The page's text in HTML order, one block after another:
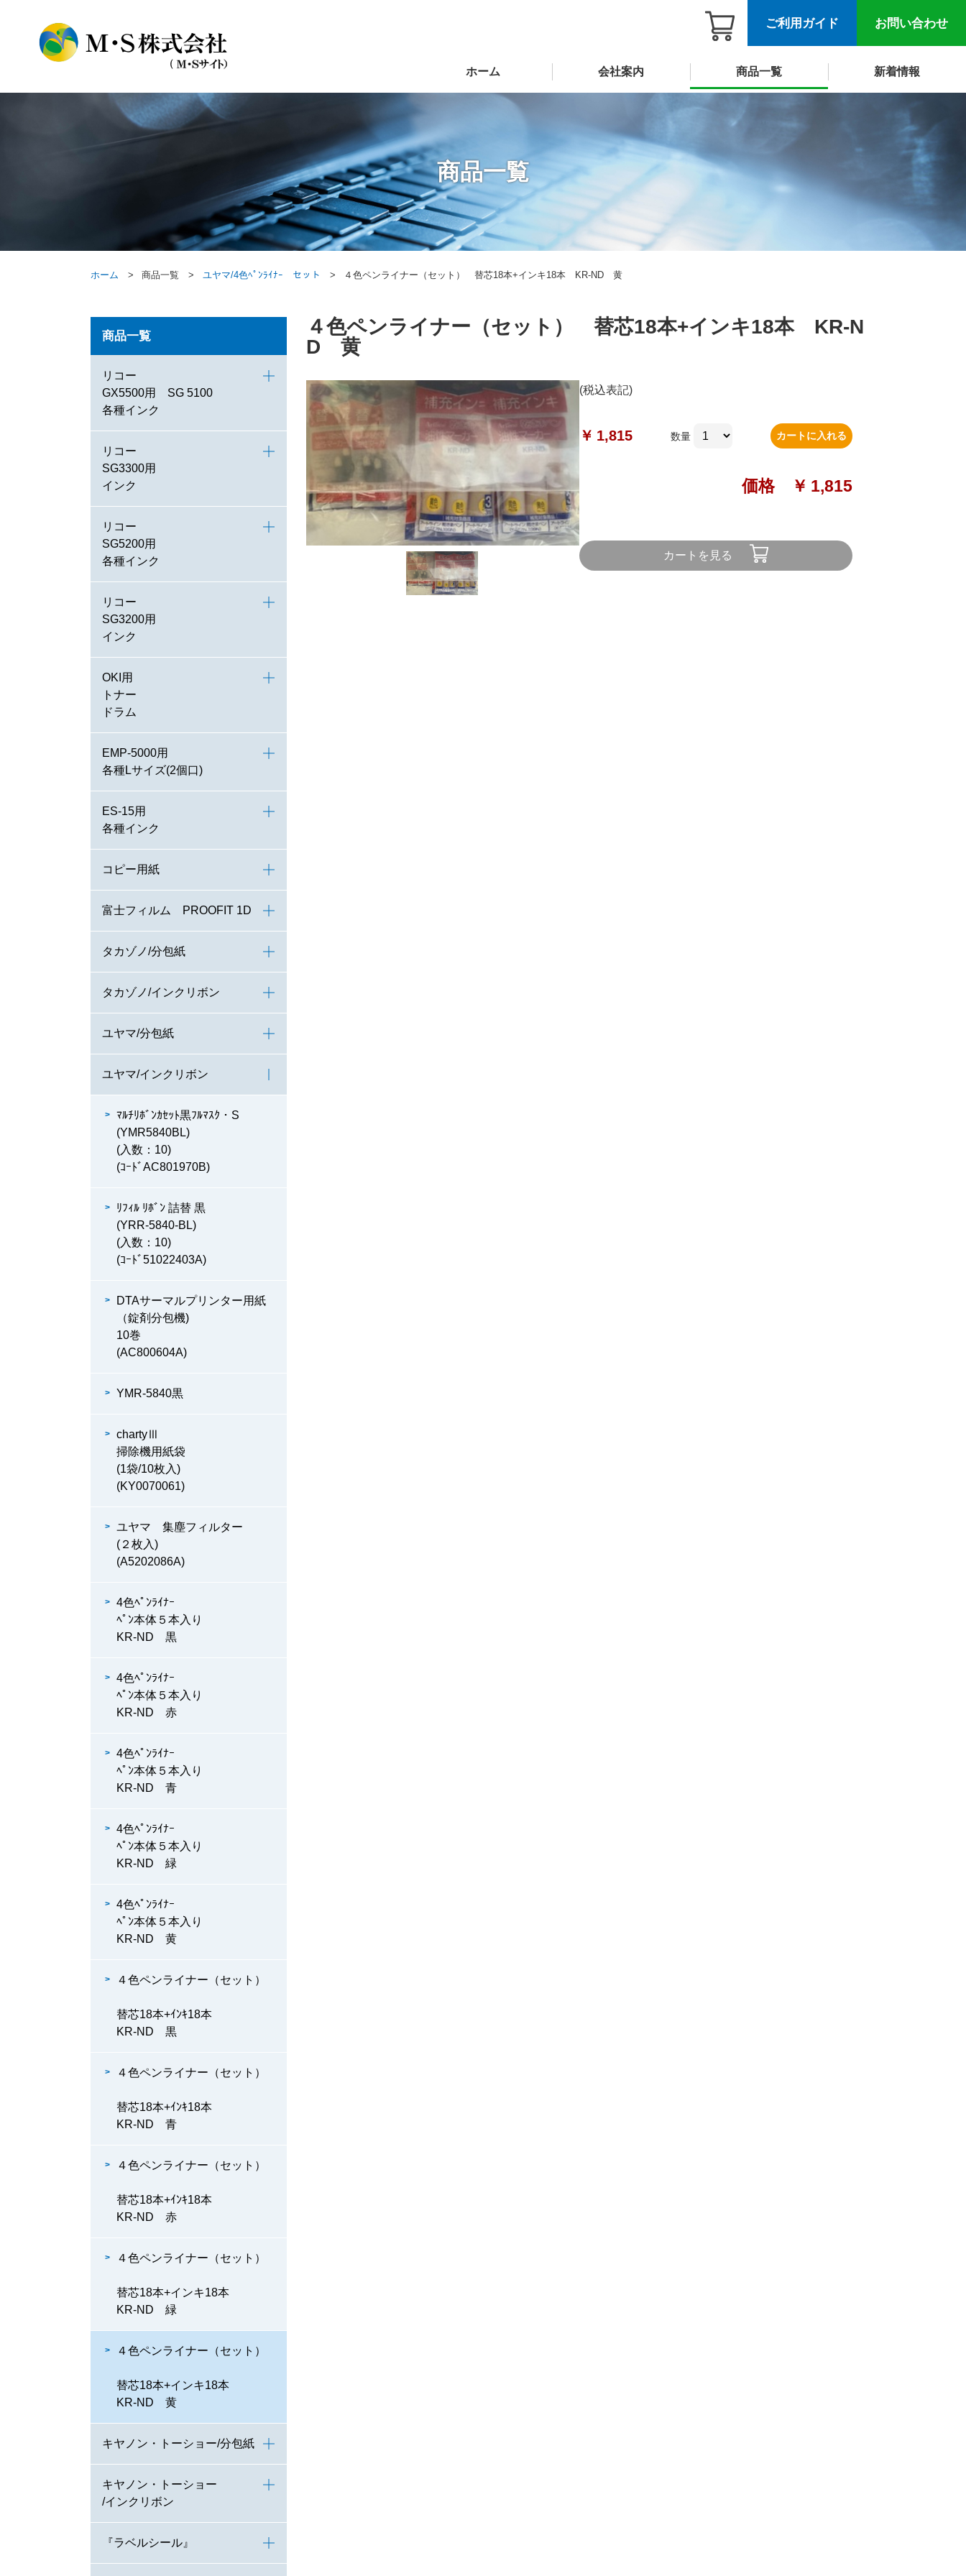
ホーム 会社案内 商品一覧 新着情報
お問い合わせ
ご利用ガイド
商品一覧
ホーム 商品一覧 ユヤマ/4色ﾍﾟﾝﾗｲﾅｰ セット ４色ペンライナー（セット） 替芯18本+インキ18本 KR-ND 黄
４色ペンライナー（セット） 替芯18本+インキ18本 KR-N
D 黄
(税込表記)
￥ 1,815 数量 カートに入れる
価格 ￥ 1,815
カートを見る
商品一覧
リコー
GX5500用 SG 5100
各種インク
リコー
SG3300用
インク
リコー
SG5200用
各種インク
リコー
SG3200用
インク
OKI用
トナー
ドラム
EMP-5000用
各種Lサイズ(2個口)
ES-15用
各種インク
コピー用紙
富士フィルム PROOFIT 1D
タカゾノ/分包紙
タカゾノ/インクリボン
ユヤマ/分包紙
ユヤマ/インクリボン
ﾏﾙﾁﾘﾎﾞﾝｶｾｯﾄ黒ﾌﾙﾏｽｸ・S
(YMR5840BL)
(入数：10)
(ｺｰﾄﾞAC801970B)
ﾘﾌｨﾙ ﾘﾎﾞﾝ 詰替 黒
(YRR-5840-BL)
(入数：10)
(ｺｰﾄﾞ51022403A)
DTAサーマルプリンター用紙
（錠剤分包機)
10巻
(AC800604A)
YMR-5840黒
chartyⅢ
掃除機用紙袋
(1袋/10枚入)
(KY0070061)
ユヤマ 集塵フィルター
(２枚入)
(A5202086A)
4色ﾍﾟﾝﾗｲﾅｰ
ﾍﾟﾝ本体５本入り
KR-ND 黒
4色ﾍﾟﾝﾗｲﾅｰ
ﾍﾟﾝ本体５本入り
KR-ND 赤
4色ﾍﾟﾝﾗｲﾅｰ
ﾍﾟﾝ本体５本入り
KR-ND 青
4色ﾍﾟﾝﾗｲﾅｰ
ﾍﾟﾝ本体５本入り
KR-ND 緑
4色ﾍﾟﾝﾗｲﾅｰ
ﾍﾟﾝ本体５本入り
KR-ND 黄
４色ペンライナー（セット）
替芯18本+ｲﾝｷ18本
KR-ND 黒
４色ペンライナー（セット）
替芯18本+ｲﾝｷ18本
KR-ND 青
４色ペンライナー（セット）
替芯18本+ｲﾝｷ18本
KR-ND 赤
４色ペンライナー（セット）
替芯18本+インキ18本
KR-ND 緑
４色ペンライナー（セット）
替芯18本+インキ18本
KR-ND 黄
キヤノン・トーショー/分包紙
キヤノン・トーショー
/インクリボン
『ラベルシール』